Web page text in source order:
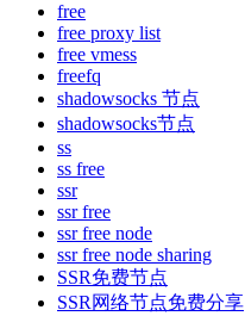
free
free proxy list
free vmess
freefq
shadowsocks 节点
shadowsocks节点
ss
ss free
ssr
ssr free
ssr free node
ssr free node sharing
SSR免费节点
SSR网络节点免费分享